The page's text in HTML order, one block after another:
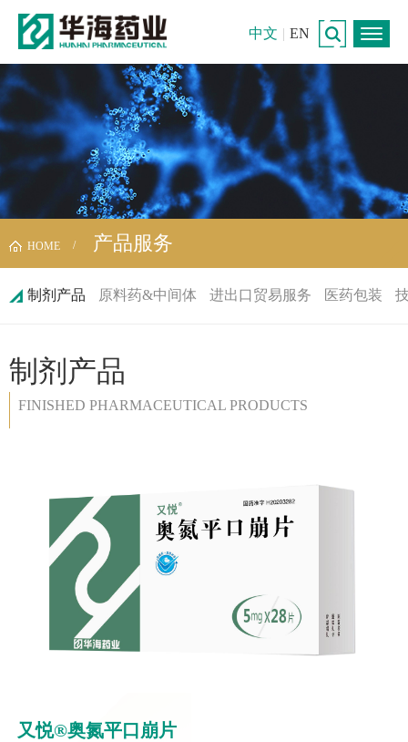
中文 | EN
HOME 产品服务
制剂产品 原料药&中间体 进出口贸易服务 医药包装
制剂产品
FINISHED PHARMACEUTICAL PRODUCTS
又悦®奥氮平口崩片